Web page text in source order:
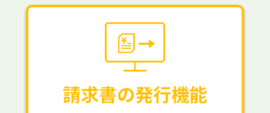
請求書の発行機能